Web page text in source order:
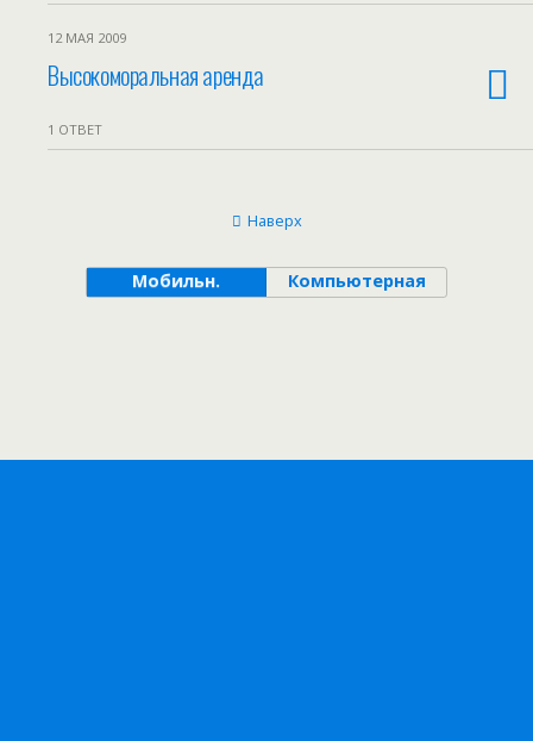
12 МАЯ 2009
Высокоморальная аренда
1 ОТВЕТ
Наверх
Мобильн. Компьютерная